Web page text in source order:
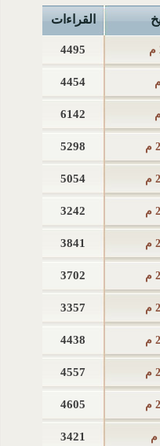
بشهادةِ رجلٍ...
ـ هيئة الشام...
القراءات
4495
4454
6142
5298
5054
3242
3841
3702
3357
4438
4557
4605
3421